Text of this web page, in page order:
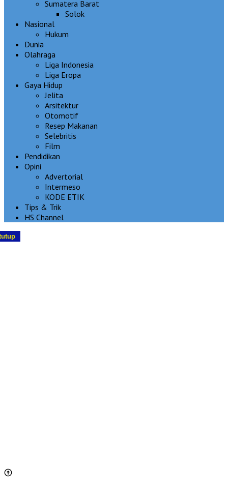
Sumatera Barat
Solok
Nasional
Hukum
Dunia
Olahraga
Liga Indonesia
Liga Eropa
Gaya Hidup
Jelita
Arsitektur
Otomotif
Resep Makanan
Selebritis
Film
Pendidikan
Opini
Advertorial
Intermeso
KODE ETIK
Tips & Trik
HS Channel